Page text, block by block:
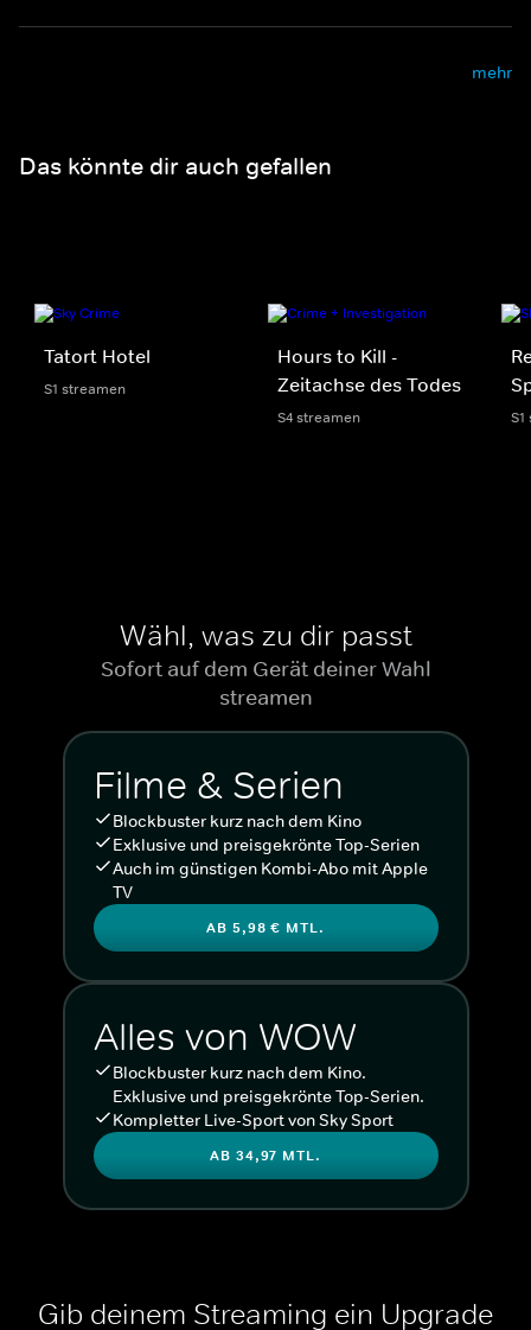
mehr
Das könnte dir auch gefallen
Tatort Hotel
S1 streamen
Hours to Kill -
Zeitachse des Todes
S4 streamen
Wähl, was zu dir passt
Sofort auf dem Gerät deiner Wahl
streamen
Filme & Serien
Blockbuster kurz nach dem Kino
Exklusive und preisgekrönte Top-Serien
Auch im günstigen Kombi-Abo mit Apple
TV
AB 5,98 € MTL.
Alles von WOW
Blockbuster kurz nach dem Kino.
Exklusive und preisgekrönte Top-Serien.
Kompletter Live-Sport von Sky Sport
AB 34,97 MTL.
Gib deinem Streaming ein Upgrade